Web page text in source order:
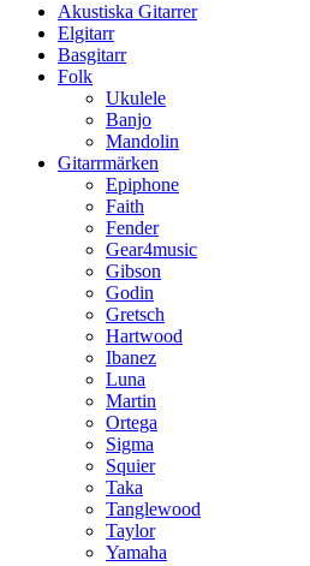
Akustiska Gitarrer
Elgitarr
Basgitarr
Folk
Ukulele
Banjo
Mandolin
Gitarrmärken
Epiphone
Faith
Fender
Gear4music
Gibson
Godin
Gretsch
Hartwood
Ibanez
Luna
Martin
Ortega
Sigma
Squier
Taka
Tanglewood
Taylor
Yamaha